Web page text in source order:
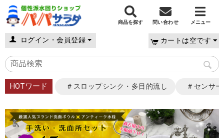
商品を探す 問い合わせ メニュー
ログイン・会員登録 カートは空です
HOTワード ＃スロップシンク・多目的流し ＃センサ